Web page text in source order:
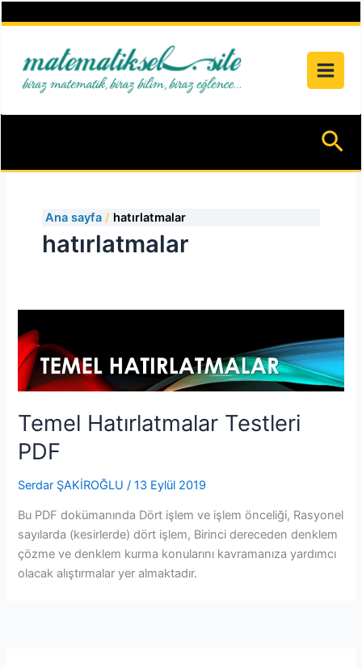
atla
Ana sayfa hatırlatmalar
hatırlatmalar
Temel Hatırlatmalar Testleri
PDF
Serdar ŞAKİROĞLU/13 Eylül 2019
Bu PDF dokümanında Dört işlem ve işlem önceliği, Rasyonel
sayılarda (kesirlerde) dört işlem, Birinci dereceden denklem
çözme ve denklem kurma konularını kavramanıza yardımcı
olacak alıştırmalar yer almaktadır.